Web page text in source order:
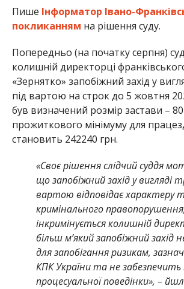
Пише Інформатор Івано-
покликанням на рішення суду.
Попередньо (на початку серпня)
колишній директорці
«Зернятко» запобіжний захід у
під вартою на строк до 5 жовтня
був визначений розмір застави – 80
прожиткового мінімуму для
становить 242240 грн.
«Своє рішення слідчий суддя
що запобіжний захід у вигляді
вартою відповідає характеру
кримінального
інкримінується колишній
більш мʼякий запобіжний захід
для запобігання ризикам,
КПК України та не забезпечить
процесуальної поведінки», –